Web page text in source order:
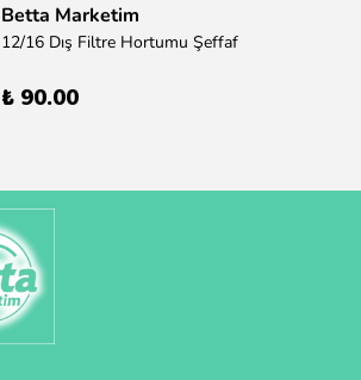
Betta Marketim
12/16 Dış Filtre Hortumu Şeffaf
₺ 90.00